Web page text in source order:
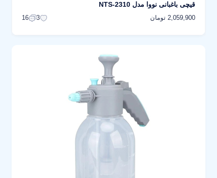
قیچی باغبانی نووا مدل NTS-2310
2,059,900 تومان 3
16